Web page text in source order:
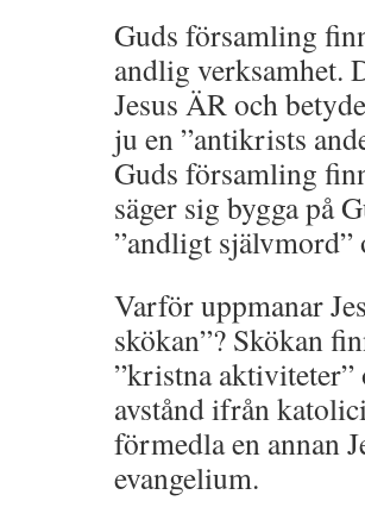
Guds församling
andlig verksamhet.
Jesus ÄR och
ju en ”antikrists
Guds församling
säger sig bygga på
”andligt
Varför uppmanar
skökan”? Skökan
”kristna aktiviteter”
avstånd ifrån
förmedla en annan
evangelium.